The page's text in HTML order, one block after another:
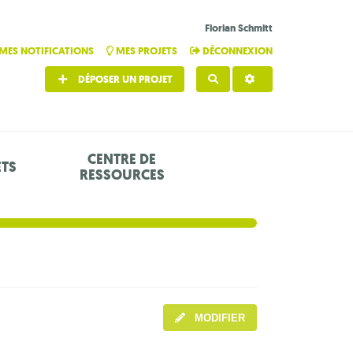
Florian Schmitt
NOTIFICATIONS
MES PROJETS DÉCONNEXION
RECHERCHER
DÉPOSER UN PROJET
CENTRE DE
RESSOURCES
MODIFIER